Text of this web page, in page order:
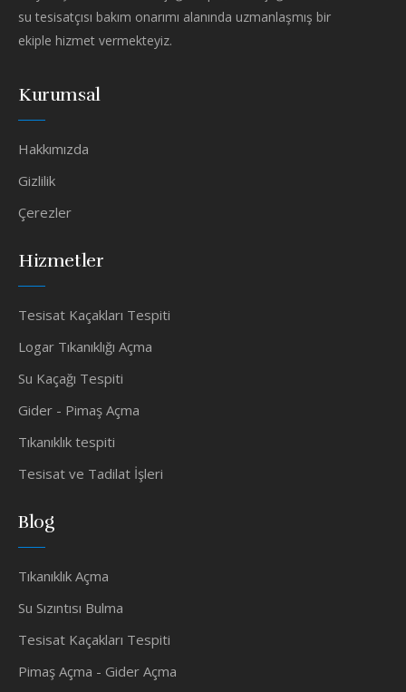
su tesisatçısı bakım onarımı alanında uzmanlaşmış bir
ekiple hizmet vermekteyiz.
Kurumsal
Hakkımızda
Gizlilik
Çerezler
Hizmetler
Tesisat Kaçakları Tespiti
Logar Tıkanıklığı Açma
Su Kaçağı Tespiti
Gider - Pimaş Açma
Tıkanıklık tespiti
Tesisat ve Tadilat İşleri
Blog
Tıkanıklık Açma
Su Sızıntısı Bulma
Tesisat Kaçakları Tespiti
Pimaş Açma - Gider Açma